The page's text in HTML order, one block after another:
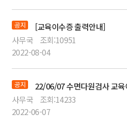
공지
[교육이수증 출력안내]
사무국
조회:10951
2022-08-04
공지
사무국
조회:14233
2022-06-07